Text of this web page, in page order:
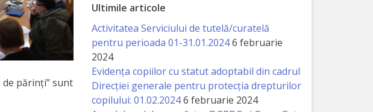
părinți” sunt
Ultimile articole
Activitatea Serviciului de tutelă/curatelă
pentru perioada 01-31.01.20246 februarie
2024
Evidența copiilor cu statut adoptabil din cadrul
Direcției generale pentru protecția drepturilor
copilului: 01.02.20246 februarie 2024